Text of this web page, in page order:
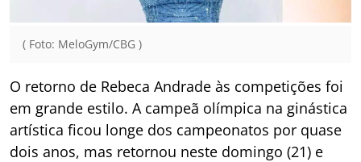
( Foto: MeloGym/CBG )
O retorno de Rebeca Andrade às competições foi
em grande estilo. A campeã olímpica na ginástica
artística ficou longe dos campeonatos por quase
dois anos, mas retornou neste domingo (21) e